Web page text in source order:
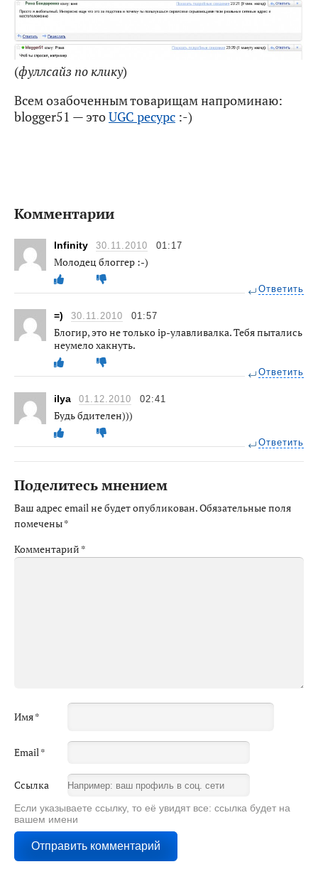
(фуллсайз по клику)
Всем озабоченным товарищам напроминаю:
blogger51 — этоUGC ресурс :-)
Комментарии
Infinity 30.11.2010 01:17
Молодец блоггер :-)
Ответить
=) 30.11.2010 01:57
Блогир, это не только ip-улавливалка. Тебя пытались
неумело хакнуть.
Ответить
ilya 01.12.2010 02:41
Будь бдителен)))
Ответить
Поделитесь мнением
Ваш адрес email не будет опубликован.Обязательные поля
помечены*
Комментарий *
Имя*
Email *
Ссылка
Если указываете ссылку, то её увидят все: ссылка будет на
вашем имени